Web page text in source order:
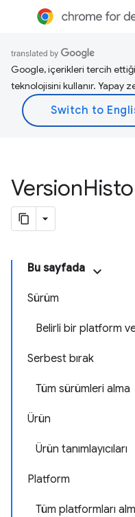
Google, içerikleri tercih
teknolojisini kullanır. Yapay
Version
Bu sayfada
Sürüm
Belirli bir platform
Serbest bırak
Tüm sürümleri alma
Ürün
Ürün tanımlayıcıları
Platform
Tüm platformları